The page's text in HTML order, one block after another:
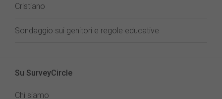
Cristiano
Sondaggio sui genitori e regole educative
Su SurveyCircle
Chi siamo